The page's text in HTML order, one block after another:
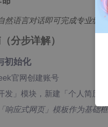
然语言对话即可完成专业级
分步详解）
初始化
官网创建账号
发」模块，新建「个人简历」
响应式网页」模板作为基础